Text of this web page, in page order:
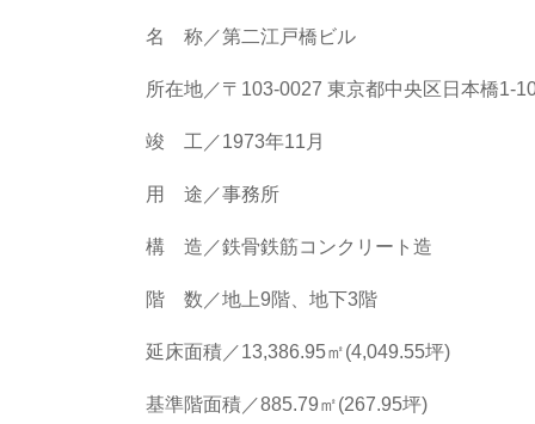
名 称／第二江戸橋ビル
所在地／〒103-0027 東京都中央区日本橋1-
竣 工／1973年11月
用 途／事務所
構 造／鉄骨鉄筋コンクリート造
階 数／地上9階、地下3階
延床面積／13,386.95㎡(4,049.55坪)
基準階面積／885.79㎡(267.95坪)